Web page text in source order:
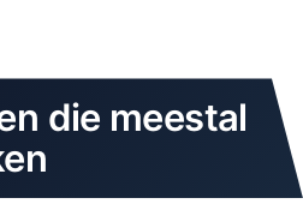
die meestal